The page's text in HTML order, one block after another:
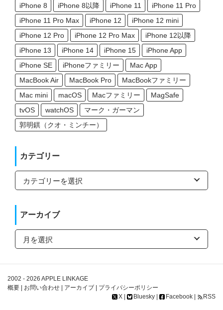
iPhone 8
iPhone 8以降 iPhone 11
iPhone 11 Pro
iPhone 11 Pro Max
iPhone 12
iPhone 12 mini
iPhone 12 Pro
iPhone 12 Pro Max
iPhone 12以降
iPhone 13
iPhone 14 iPhone 15
iPhone App
iPhone SE
iPhoneファミリー
Mac App
MacBook Air
MacBook Pro
MacBookファミリー
Mac mini
macOS Macファミリー
MagSafe
tvOS
watchOS
マーク・ガーマン
郭明錤（クオ・ミンチー）
カテゴリー
カ
ゴ
ー
アーカイブ
ア
カ
ブ
2002 - 2026 APPLE LINKAGE
概要
お問い合わせ アーカイブ
プライバシーポリシー
X
Bluesky Facebook RSS